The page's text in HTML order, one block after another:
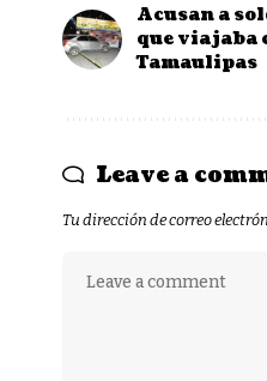
Acusan a
que viajaba
Tamaulipas
Leave a
Tu dirección de correo